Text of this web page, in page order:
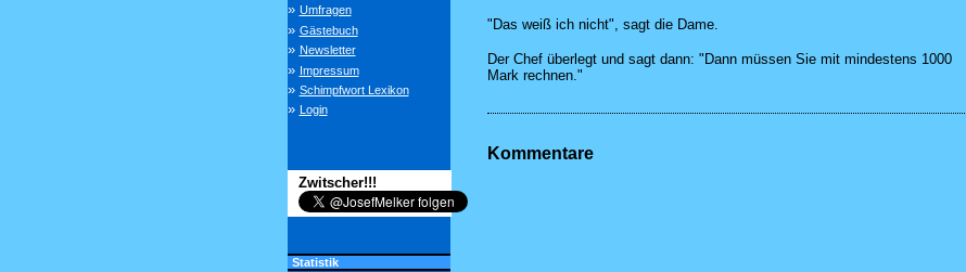
» Umfragen
» Gästebuch
» Newsletter
» Impressum
» Schimpfwort Lexikon
» Login
Zwitscher!!!
Statistik
"Das weiß ich nicht", sagt die Dame.
Der Chef überlegt und sagt dann: "Dann müssen Sie mit mindestens 1000
Mark rechnen."
Kommentare